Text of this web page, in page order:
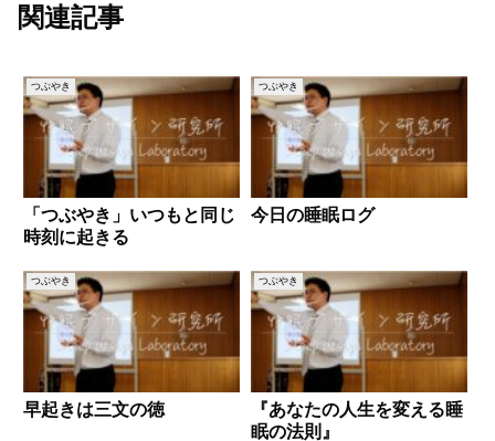
関連記事
つぶやき
「つぶやき」いつもと同じ
時刻に起きる
つぶやき
今日の睡眠ログ
つぶやき
早起きは三文の徳
つぶやき
『あなたの人生を変える睡
眠の法則』